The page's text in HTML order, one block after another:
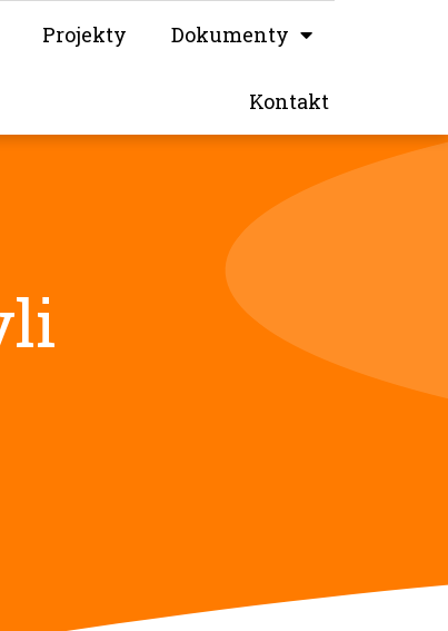
Projekty Dokumenty
Kontakt